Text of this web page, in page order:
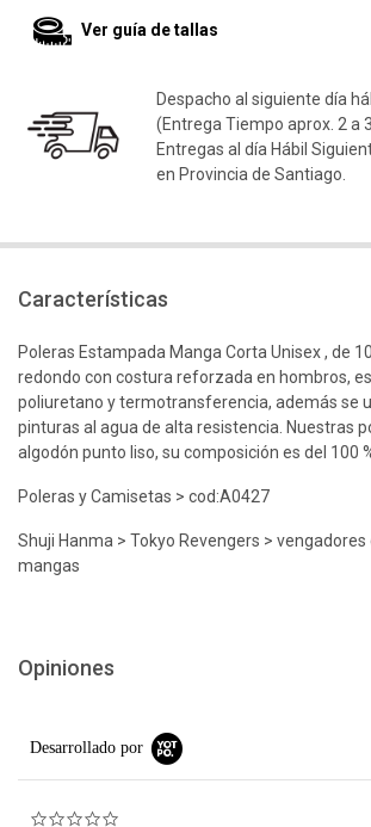
Ver guía de tallas
Despacho al siguiente día
(Entrega Tiempo aprox. 2 a
Entregas al día Hábil
en Provincia de Santiago.
Características
Poleras Estampada Manga Corta Unisex , de
redondo con costura reforzada en hombros,
poliuretano y termotransferencia, además se
pinturas al agua de alta resistencia. Nuestras
algodón punto liso, su composición es del 100
Poleras y Camisetas > cod:A0427
Shuji Hanma > Tokyo Revengers >
mangas
Opiniones
Desarrollado por